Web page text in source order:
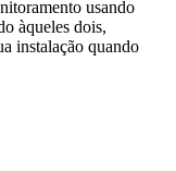
usando
àqueles dois,
instalação quando